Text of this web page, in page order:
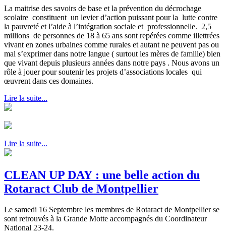
La maitrise des savoirs de base et la prévention du décrochage
scolaire constituent un levier d’action puissant pour la lutte contre
la pauvreté et l’aide à l’intégration sociale et professionnelle. 2,5
millions de personnes de 18 à 65 ans sont repérées comme illettrées
vivant en zones urbaines comme rurales et autant ne peuvent pas ou
mal s’exprimer dans notre langue ( surtout les mères de famille) bien
que vivant depuis plusieurs années dans notre pays . Nous avons un
rôle à jouer pour soutenir les projets d’associations locales qui
œuvrent dans ces domaines.
Lire la suite...
Lire la suite...
CLEAN UP DAY : une belle action du
Rotaract Club de Montpellier
Le samedi 16 Septembre les membres de Rotaract de Montpellier se
sont retrouvés à la Grande Motte accompagnés du Coordinateur
National 23-24.